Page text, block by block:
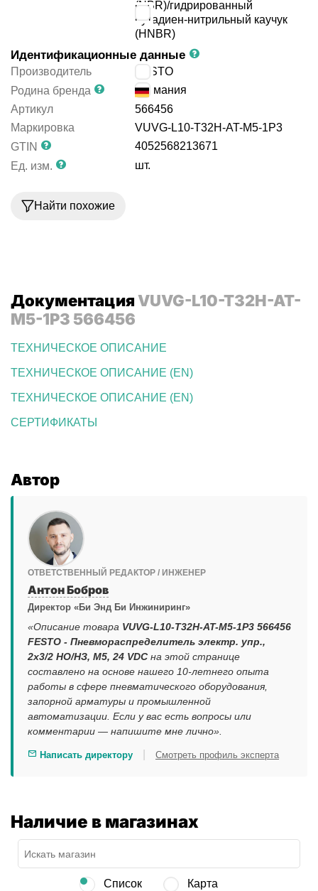
(NBR)/гидрированный
бутадиен-нитрильный каучук
(HNBR)
Идентификационные данные
Производитель
FESTO
Родина бренда
Германия
Артикул
566456
Маркировка
VUVG-L10-T32H-AT-M5-1P3
GTIN
4052568213671
Ед. изм.
шт.
Найти похожие
ДокументацияVUVG-L10-T32H-AT-
M5-1P3 566456
ТЕХНИЧЕСКОЕ ОПИСАНИЕ
ТЕХНИЧЕСКОЕ ОПИСАНИЕ (EN)
ТЕХНИЧЕСКОЕ ОПИСАНИЕ (EN)
СЕРТИФИКАТЫ
Автор
ОТВЕТСТВЕННЫЙ РЕДАКТОР / ИНЖЕНЕР
Антон Бобров
Директор «Би Энд Би Инжиниринг»
«Описание товара VUVG-L10-T32H-AT-M5-1P3 566456
FESTO - Пневмораспределитель электр. упр.,
2x3/2 НO/НЗ, M5, 24 VDC на этой странице
составлено на основе нашего 10-летнего опыта
работы в сфере пневматического оборудования,
запорной арматуры и промышленной
автоматизации. Если у вас есть вопросы или
комментарии — напишите мне лично».
Написать директору Смотреть профиль эксперта
Наличие в магазинах
Список Карта